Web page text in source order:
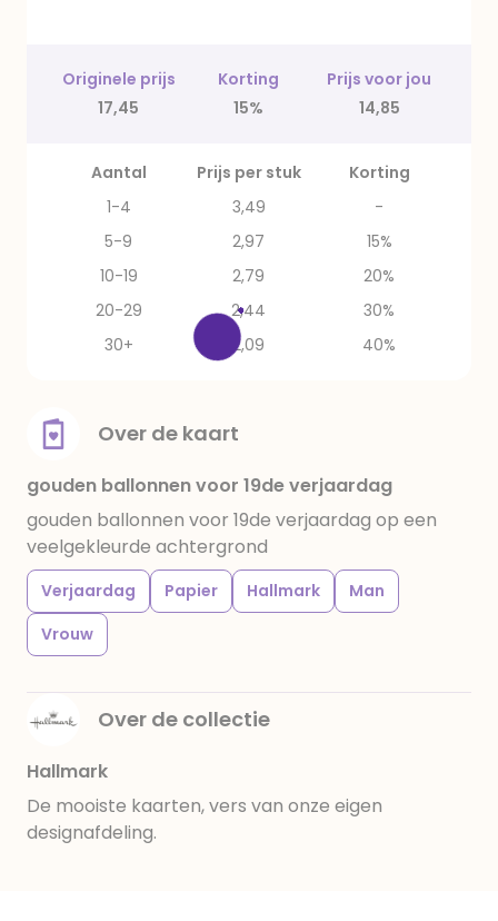
Originele prijs Korting
Prijs voor jou
17,45
15% 14,85
Aantal Prijs per stuk
Korting
1-4
3,49
-
5-9
2,97
15%
10-19
2,79
20%
20-29
2,44
30%
30+
2,09 40%
Over de kaart
gouden ballonnen voor 19de verjaardag
gouden ballonnen voor 19de verjaardag op een
veelgekleurde achtergrond
Verjaardag Papier Hallmark
Man
Vrouw
Over de collectie
Hallmark
De mooiste kaarten, vers van onze eigen
designafdeling.